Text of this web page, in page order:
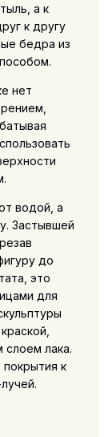
а к
к другу
бедра из
нет
водой, а
Застывшей
до
это
для
слоем лака.
покрытия к